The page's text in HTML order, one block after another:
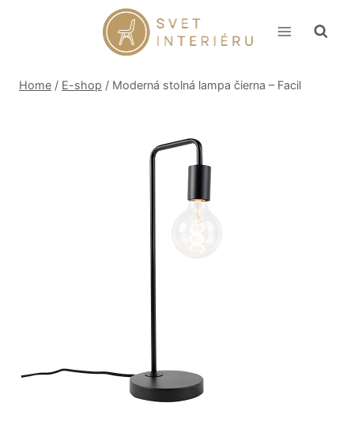
Home / E-shop / Moderná stolná lampa čierna – Facil